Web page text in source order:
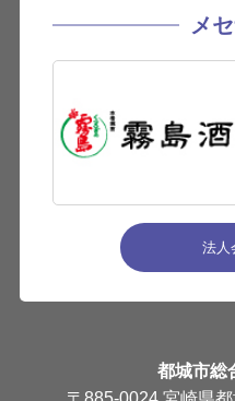
メ
法人
都城市総